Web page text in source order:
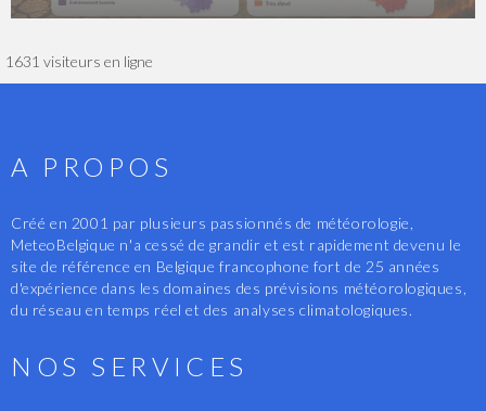
1631 visiteurs en ligne
A PROPOS
Créé en 2001 par plusieurs passionnés de météorologie,
MeteoBelgique n'a cessé de grandir et est rapidement devenu le
site de référence en Belgique francophone fort de 25 années
d'expérience dans les domaines des prévisions météorologiques,
du réseau en temps réel et des analyses climatologiques.
NOS SERVICES